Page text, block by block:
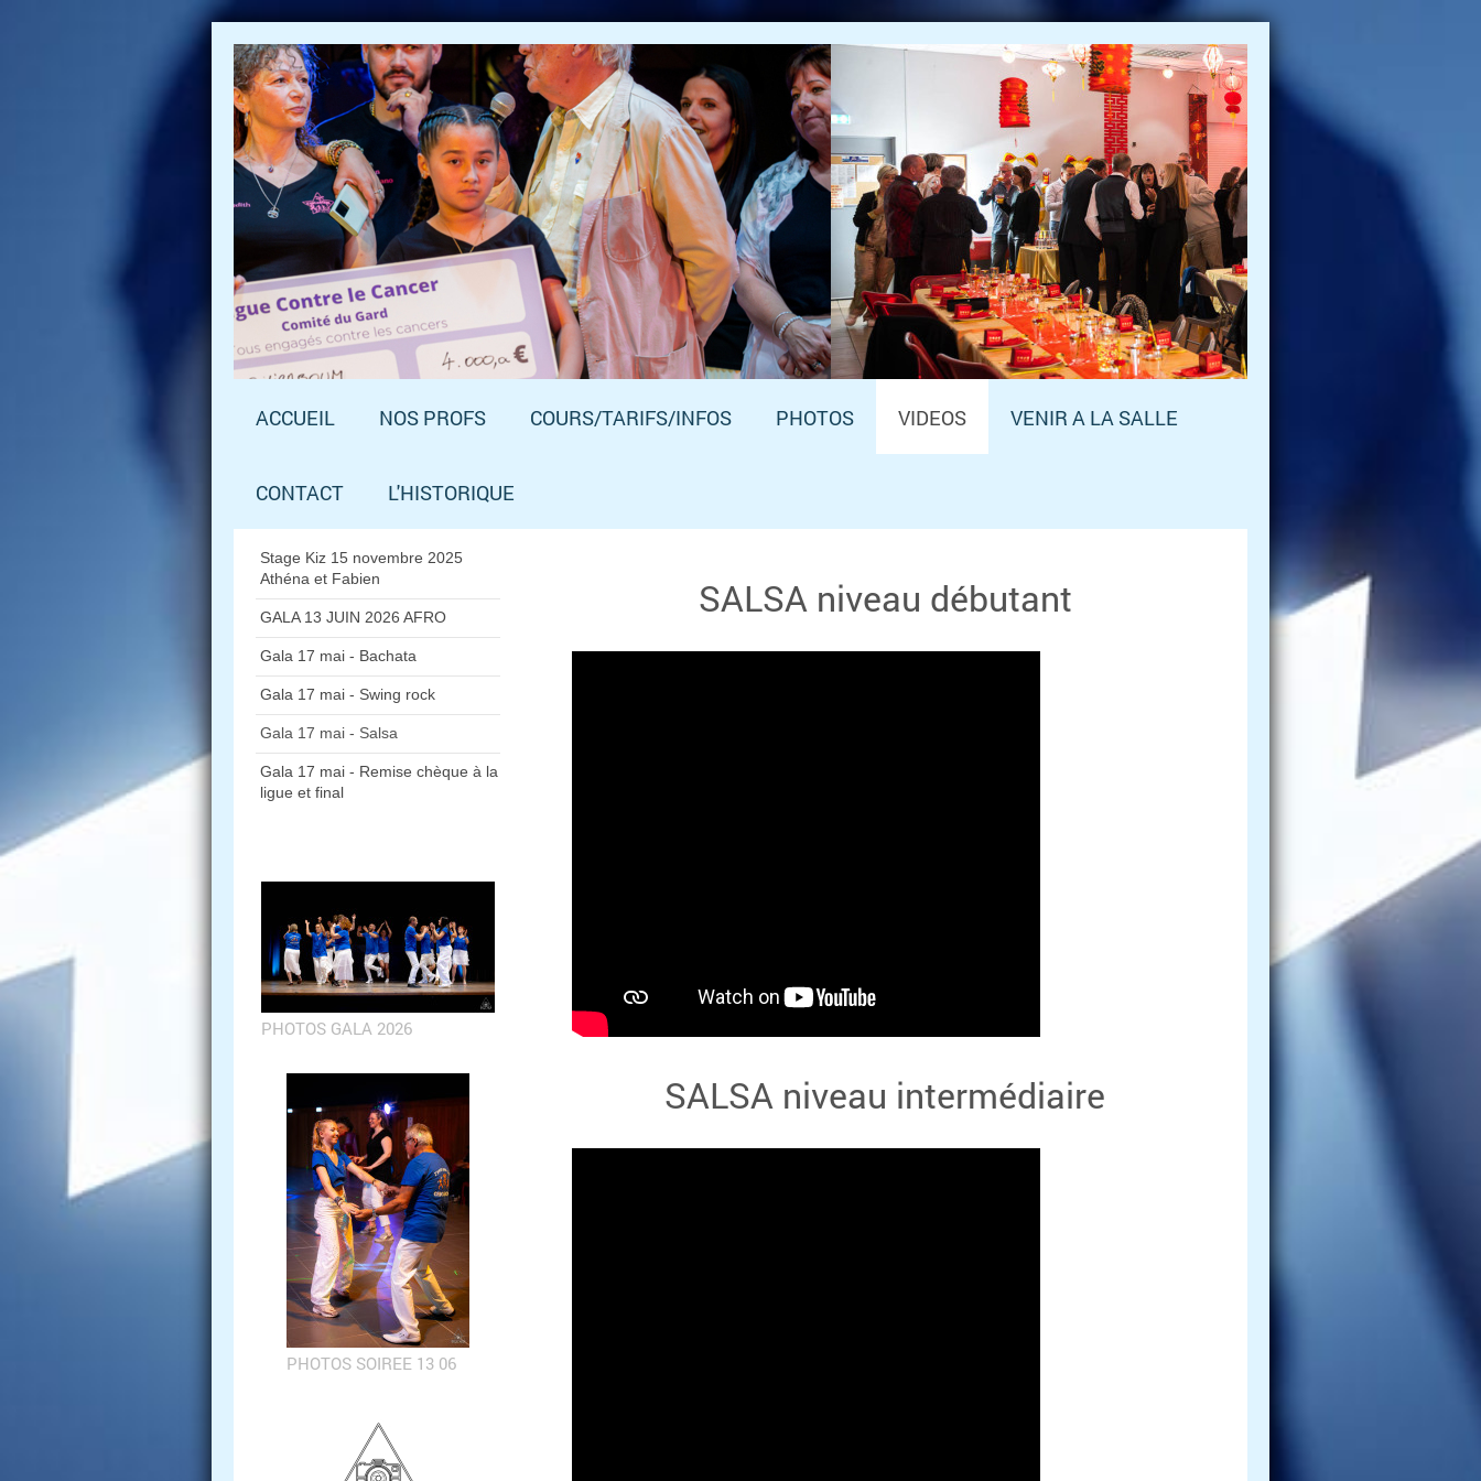
ACCUEIL NOS PROFS COURS/TARIFS/INFOS PHOTOS VIDEOS VENIR A LA SALLE
CONTACT L'HISTORIQUE
SALSA niveau débutant
SALSA niveau intermédiaire
Stage Kiz 15 novembre 2025
Athéna et Fabien
GALA 13 JUIN 2026 AFRO
Gala 17 mai - Bachata
Gala 17 mai - Swing rock
Gala 17 mai - Salsa
Gala 17 mai - Remise chèque à la
ligue et final
PHOTOS GALA 2026
PHOTOS SOIREE 13 06